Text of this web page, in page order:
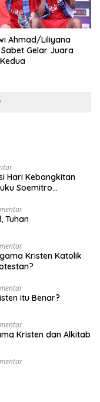
Ahmad/Liliyana
Gelar Juara
Hari Kebangkitan
Soemitro
Nasional
Nasional dan
Tuhan
Kristen Katolik
itu Benar?
Kristen dan Alkitab